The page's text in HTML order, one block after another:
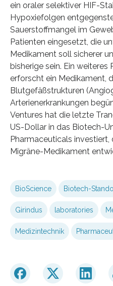
ein oraler selektiver HIF-
Hypoxiefolgen
Sauerstoffmangel im
Patienten eingesetzt, die
Medikament soll sicherer
bisherige sein. Ein
erforscht ein Medikament,
Blutgefäßstrukturen
Arterienerkrankungen
Ventures hat die letzte
US-Dollar in das Biotech-
Pharmaceuticals investiert,
Migräne-Medikament
BioScience Biotech-
Girindus laboratories
Medizintechnik